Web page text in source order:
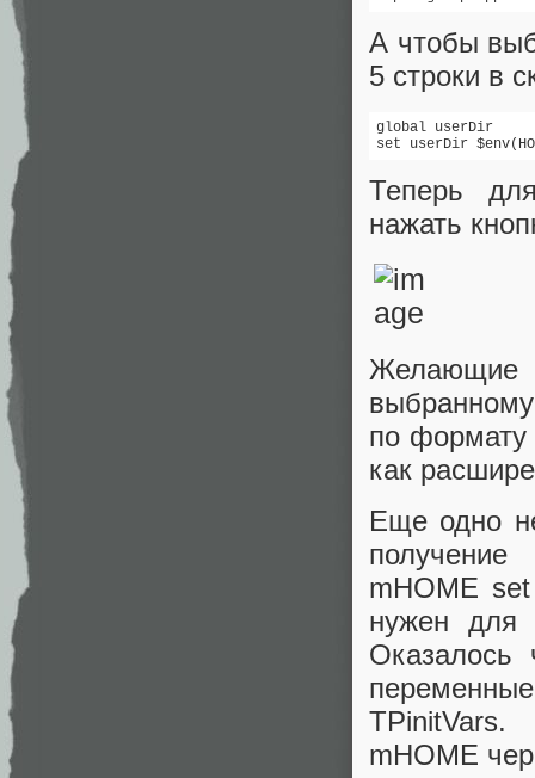
А чтобы
5 строки в
global userDir
set userDir
Теперь
нажать
Желающие
по формату
как
Еще одно
получение
mHOME
нужен для
Оказалось
TPinitVars.
mHOME